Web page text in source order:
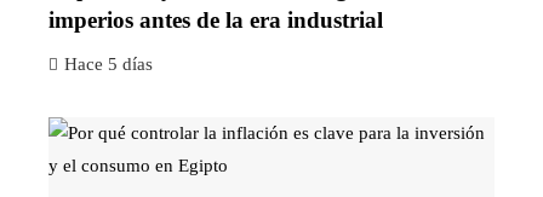
imperios antes de la era industrial
Hace 5 días